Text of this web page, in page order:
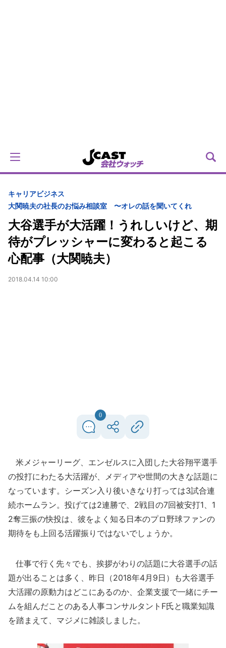
キャリアビジネス
大関暁夫の社長のお悩み相談室 〜オレの話を聞いてくれ
大谷選手が大活躍！うれしいけど、期
待がプレッシャーに変わると起こる
心配事（大関暁夫）
2018.04.14 10:00
0
米メジャーリーグ、エンゼルスに入団した大谷翔平選手
の投打にわたる大活躍が、メディアや世間の大きな話題に
なっています。シーズン入り後いきなり打っては3試合連
続ホームラン。投げては2連勝で、2戦目の7回被安打1、1
2奪三振の快投は、彼をよく知る日本のプロ野球ファンの
期待をも上回る活躍振りではないでしょうか。
仕事で行く先々でも、挨拶がわりの話題に大谷選手の話
題が出ることは多く、昨日（2018年4月9日）も大谷選手
大活躍の原動力はどこにあるのか、企業支援で一緒にチー
ムを組んだことのある人事コンサルタントF氏と職業知識
を踏まえて、マジメに雑談しました。